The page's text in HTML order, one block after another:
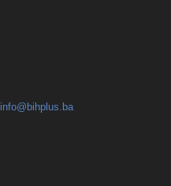
info@bihplus.ba